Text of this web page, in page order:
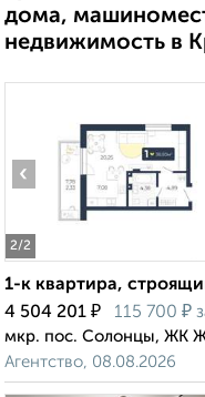
дома,
недвижимость в
2/2
‹
1-к квартира,
4 504 201 ₽ 115 700 ₽
мкр. пос. Солонцы, ЖК
Агентство, 08.08.2026